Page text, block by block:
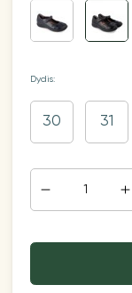
Dydis:
30 31